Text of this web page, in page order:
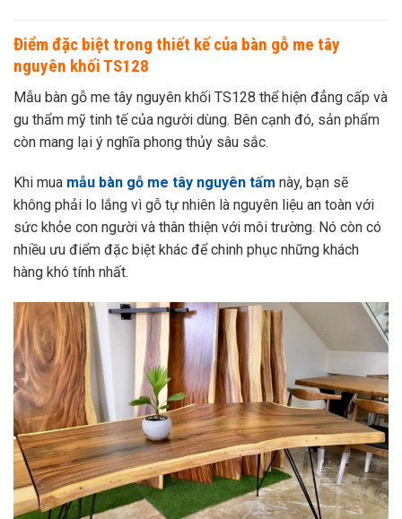
Điểm đặc biệt trong thiết kế của bàn gỗ me tây
nguyên khối TS128
Mẫu bàn gỗ me tây nguyên khối TS128 thể hiện đẳng cấp và
gu thẩm mỹ tinh tế của người dùng. Bên cạnh đó, sản phẩm
còn mang lại ý nghĩa phong thủy sâu sắc.
Khi mua mẫu bàn gỗ me tây nguyên tấm này, bạn sẽ
không phải lo lắng vì gỗ tự nhiên là nguyên liệu an toàn với
sức khỏe con người và thân thiện với môi trường. Nó còn có
nhiều ưu điểm đặc biệt khác để chinh phục những khách
hàng khó tính nhất.